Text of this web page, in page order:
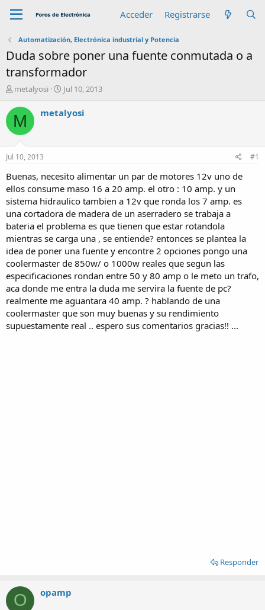
Acceder Registrarse
Automatización, Electrónica industrial y Potencia
Duda sobre poner una fuente conmutada o a
transformador
A
t
o
r
metalyosi
F
c
h
n
c
i
o
Jul 10, 2013
M metalyosi
Jul 10, 2013 #1
Buenas, necesito alimentar un par de motores 12v uno de
ellos consume maso 16 a 20 amp. el otro : 10 amp. y un
sistema hidraulico tambien a 12v que ronda los 7 amp. es
una cortadora de madera de un aserradero se trabaja a
bateria el problema es que tienen que estar rotandola
mientras se carga una , se entiende? entonces se plantea la
idea de poner una fuente y encontre 2 opciones pongo una
coolermaster de 850w/ o 1000w reales que segun las
especificaciones rondan entre 50 y 80 amp o le meto un trafo,
aca donde me entra la duda me servira la fuente de pc?
realmente me aguantara 40 amp. ? hablando de una
coolermaster que son muy buenas y su rendimiento
supuestamente real .. espero sus comentarios gracias!! ...
Responder
O opamp